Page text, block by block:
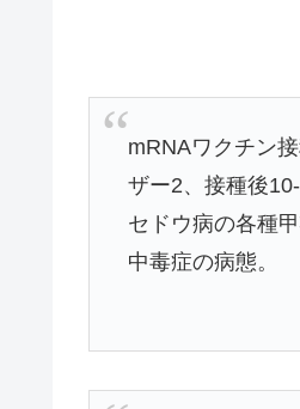
mRNAワクチン
ザー2、接種後
セドウ病の各種
中毒症の病態。